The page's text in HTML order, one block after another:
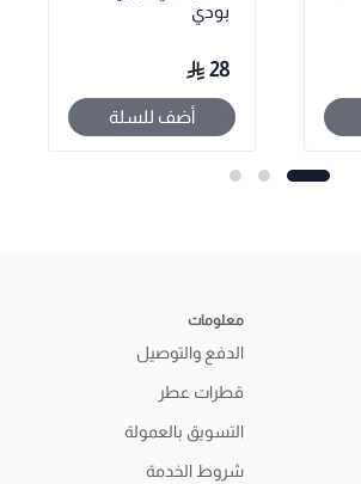
بودي
28
أضف للسلة
معلومات
الدفع والتوصيل
قطرات عطر
التسويق بالعمولة
شروط الخدمة